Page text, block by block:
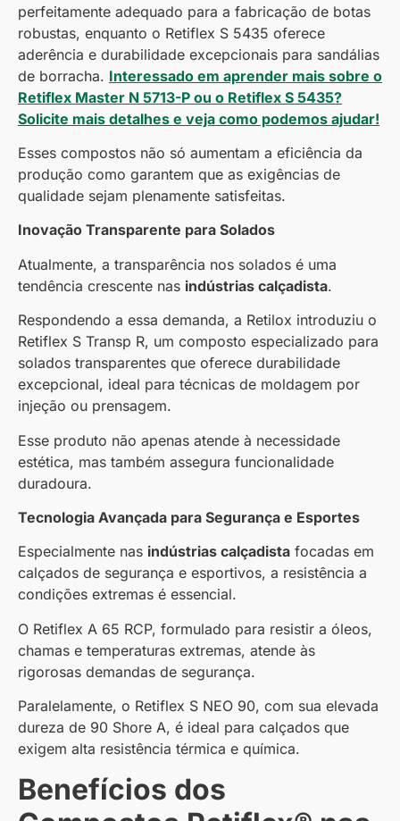
perfeitamente adequado para a fabricação de botas
robustas, enquanto o Retiflex S 5435 oferece
aderência e durabilidade excepcionais para sandálias
de borracha. Interessado em aprender mais sobre o
Retiflex Master N 5713-P ou o Retiflex S 5435?
Solicite mais detalhes e veja como podemos ajudar!
Esses compostos não só aumentam a eficiência da
produção como garantem que as exigências de
qualidade sejam plenamente satisfeitas.
Inovação Transparente para Solados
Atualmente, a transparência nos solados é uma
tendência crescente nas indústrias calçadista.
Respondendo a essa demanda, a Retilox introduziu o
Retiflex S Transp R, um composto especializado para
solados transparentes que oferece durabilidade
excepcional, ideal para técnicas de moldagem por
injeção ou prensagem.
Esse produto não apenas atende à necessidade
estética, mas também assegura funcionalidade
duradoura.
Tecnologia Avançada para Segurança e Esportes
Especialmente nas indústrias calçadista focadas em
calçados de segurança e esportivos, a resistência a
condições extremas é essencial.
O Retiflex A 65 RCP, formulado para resistir a óleos,
chamas e temperaturas extremas, atende às
rigorosas demandas de segurança.
Paralelamente, o Retiflex S NEO 90, com sua elevada
dureza de 90 Shore A, é ideal para calçados que
exigem alta resistência térmica e química.
Benefícios dos